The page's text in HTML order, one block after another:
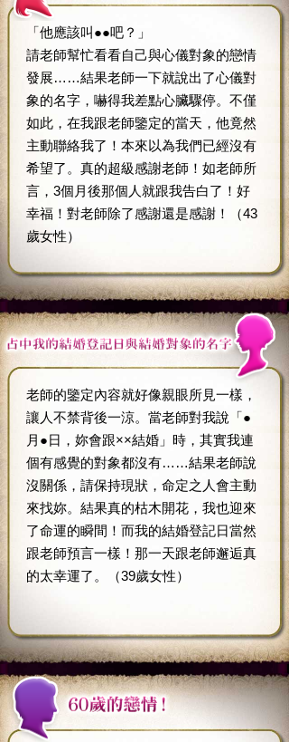
「他應該叫●●吧？」
請老師幫忙看看自己與心儀對象的戀情
發展……結果老師一下就說出了心儀對
象的名字，嚇得我差點心臟驟停。不僅
如此，在我跟老師鑒定的當天，他竟然
主動聯絡我了！本來以為我們已經沒有
希望了。真的超級感謝老師！如老師所
言，3個月後那個人就跟我告白了！好
幸福！對老師除了感謝還是感謝！（43
歲女性）
老師的鑒定內容就好像親眼所見一樣，
讓人不禁背後一涼。當老師對我說「●
月●日，妳會跟××結婚」時，其實我連
個有感覺的對象都沒有……結果老師說
沒關係，請保持現狀，命定之人會主動
來找妳。結果真的枯木開花，我也迎來
了命運的瞬間！而我的結婚登記日當然
跟老師預言一樣！那一天跟老師邂逅真
的太幸運了。（39歲女性）